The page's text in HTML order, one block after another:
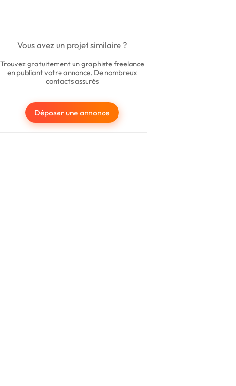
Vous avez un projet similaire ?
Trouvez gratuitement un graphiste freelance
en publiant votre annonce. De nombreux
contacts assurés
Déposer une annonce